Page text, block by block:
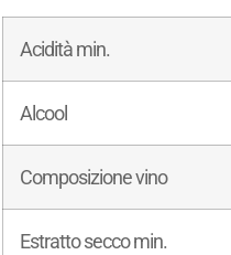
Acidità min.
Alcool
Composizione vino
Estratto secco min.